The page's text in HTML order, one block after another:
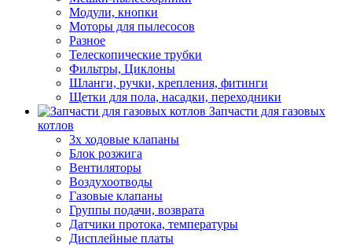
Модули, кнопки
Моторы для пылесосов
Разное
Телескопические трубки
Фильтры, Циклоны
Шланги, ручки, крепления, фитинги
Щетки для пола, насадки, переходники
Запчасти для газовых
котлов
3х ходовые клапаны
Блок розжига
Вентиляторы
Воздухоотводы
Газовые клапаны
Группы подачи, возврата
Датчики протока, температуры
Дисплейные платы